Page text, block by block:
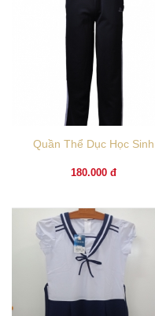
Quần Thể Dục Học Sinh
180.000 đ